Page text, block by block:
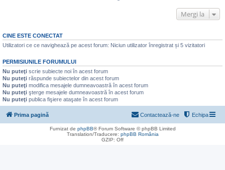
Mergi la
CINE ESTE CONECTAT
Utilizatori ce ce navighează pe acest forum: Niciun utilizator înregistrat și 5 vizitatori
PERMISIUNILE FORUMULUI
Nu puteţi scrie subiecte noi în acest forum
Nu puteţi răspunde subiectelor din acest forum
Nu puteţi modifica mesajele dumneavoastră în acest forum
Nu puteţi şterge mesajele dumneavoastră în acest forum
Nu puteţi publica fişiere ataşate în acest forum
Prima pagină Echipa
Contactează-ne
Furnizat de phpBB® Forum Software © phpBB Limited
Translation/Traducere: phpBB România
GZIP: Off